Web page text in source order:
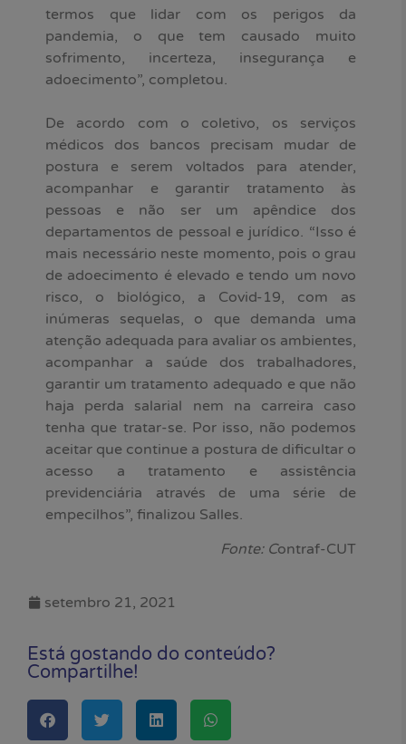
termos que lidar com os perigos da
pandemia, o que tem causado muito
sofrimento, incerteza, insegurança e
adoecimento”, completou.
De acordo com o coletivo, os serviços
médicos dos bancos precisam mudar de
postura e serem voltados para atender,
acompanhar e garantir tratamento às
pessoas e não ser um apêndice dos
departamentos de pessoal e jurídico. “Isso é
mais necessário neste momento, pois o grau
de adoecimento é elevado e tendo um novo
risco, o biológico, a Covid-19, com as
inúmeras sequelas, o que demanda uma
atenção adequada para avaliar os ambientes,
acompanhar a saúde dos trabalhadores,
garantir um tratamento adequado e que não
haja perda salarial nem na carreira caso
tenha que tratar-se. Por isso, não podemos
aceitar que continue a postura de dificultar o
acesso a tratamento e assistência
previdenciária através de uma série de
empecilhos”, finalizou Salles.
Fonte: Contraf-CUT
setembro 21, 2021
Está gostando do conteúdo?
Compartilhe!